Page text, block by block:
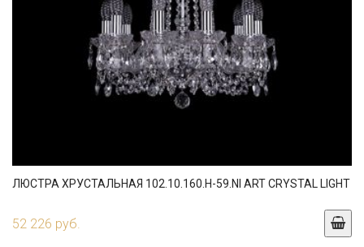
ЛЮСТРА ХРУСТАЛЬНАЯ 102.10.160.H-59.NI ART CRYSTAL LIGHT
52 226 руб.